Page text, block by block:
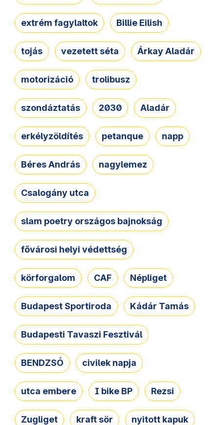
extrém fagylaltok Billie Eilish
tojás vezetett séta Árkay Aladár
motorizáció trolibusz
szondáztatás 2030 Aladár
erkélyzöldítés petanque napp
Béres András nagylemez
Csalogány utca
slam poetry országos bajnokság
fővárosi helyi védettség
körforgalom CAF Népliget
Budapest Sportiroda Kádár Tamás
Budapesti Tavaszi Fesztivál
BENDZSÓ civilek napja
utca embere I bike BP Rezsi
Zugliget kraft sör nyitott kapuk